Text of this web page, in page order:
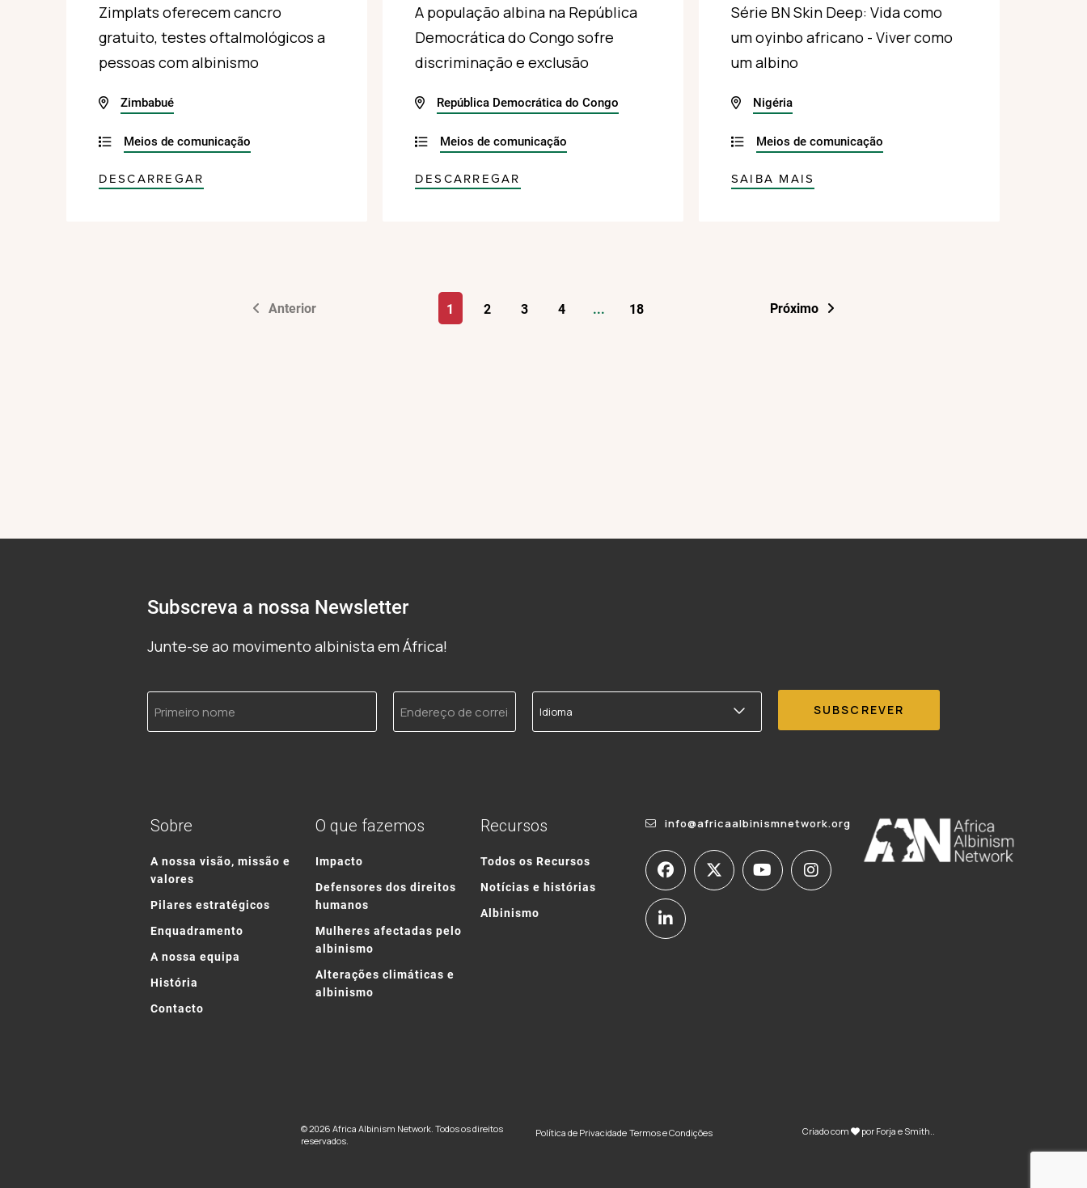
Zimplats oferecem cancro
gratuito, testes oftalmológicos a
pessoas com albinismo
Zimbabué
Meios de comunicação
DESCARREGAR
A população albina na República
Democrática do Congo sofre
discriminação e exclusão
República Democrática do Congo
Meios de comunicação
DESCARREGAR
Série BN Skin Deep: Vida como
um oyinbo africano - Viver como
um albino
Nigéria
Meios de comunicação
SAIBA MAIS
Anterior 1 2 3 4 ... 18 Próximo
Subscreva a nossa Newsletter
Junte-se ao movimento albinista em África!
Primeiro
nome
Endereço
de
correio
Idioma
Sobre
A nossa visão, missão e
valores
Pilares estratégicos
Enquadramento
A nossa equipa
História
Contacto
O que fazemos
Impacto
Defensores dos direitos
humanos
Mulheres afectadas pelo
albinismo
Alterações climáticas e
albinismo
Recursos
Todos os Recursos
Notícias e histórias
Albinismo
info@africaalbinismnetwork.org
© 2026 Africa Albinism Network. Todos os direitos
reservados.
Política de Privacidade Termos e Condições Criado com por Forja e Smith..